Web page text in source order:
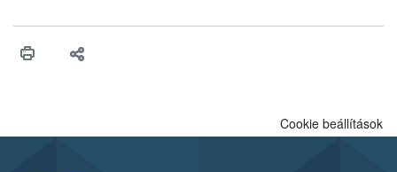
higiéniai szabályok betartása, a megfelelő hőkezelés, valamint a
biztonsági Hivatal (Nébih) Oktatási Programja összegyűjtötte a
Cookie beállítások